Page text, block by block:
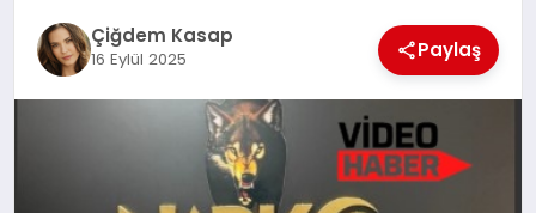
EKONOMI
Çiğdem Kasap
16 Eylül 2025 Paylaş